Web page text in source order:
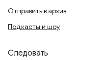
Отправить в архив
Подкасты и шоу
Следовать